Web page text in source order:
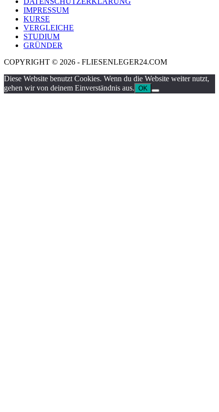
IMPRESSUM
KURSE
VERGLEICHE
STUDIUM
GRÜNDER
COPYRIGHT © 2026 - FLIESENLEGER24.COM
Diese Website benutzt Cookies. Wenn du die Website weiter nutzt,
gehen wir von deinem Einverständnis aus. OK